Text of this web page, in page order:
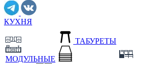
КУХНЯ
МОДУЛЬНЫЕ
ТАБУРЕТЫ